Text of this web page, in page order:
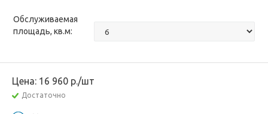
Обслуживаемая
площадь, кв.м:
Цена: 16 960 р./шт
Достаточно